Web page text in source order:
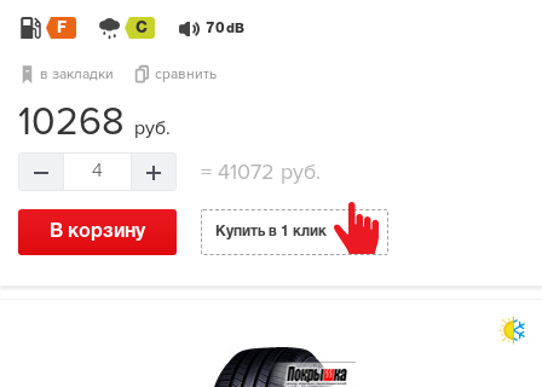
F C 70 dB
в закладки сравнить
10268 руб.
4 = 41072 руб.
В корзину Купить в 1 клик